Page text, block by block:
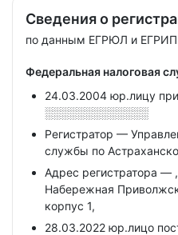
Сведения о
по данным ЕГРЮЛ и ЕГРИП
Федеральная налоговая
24.03.2004 юр.лицу
░░░░░░░░░░░░░
Регистратор —
службы по
Адрес регистратора —
Набережная
корпус 1,
28.03.2022 юр.лицо